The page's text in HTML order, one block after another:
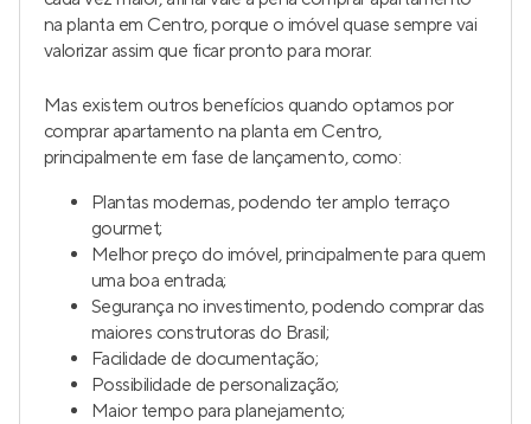
na planta em Centro, porque o imóvel quase sempre vai
valorizar assim que ficar pronto para morar.
Mas existem outros benefícios quando optamos por
comprar apartamento na planta em Centro,
principalmente em fase de lançamento, como:
Plantas modernas, podendo ter amplo terraço
gourmet;
Melhor preço do imóvel, principalmente para quem
uma boa entrada;
Segurança no investimento, podendo comprar das
maiores construtoras do Brasil;
Facilidade de documentação;
Possibilidade de personalização;
Maior tempo para planejamento;